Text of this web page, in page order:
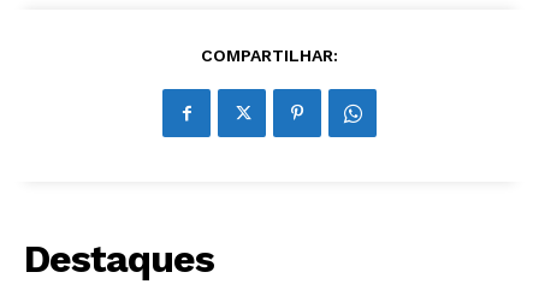
COMPARTILHAR:
Destaques